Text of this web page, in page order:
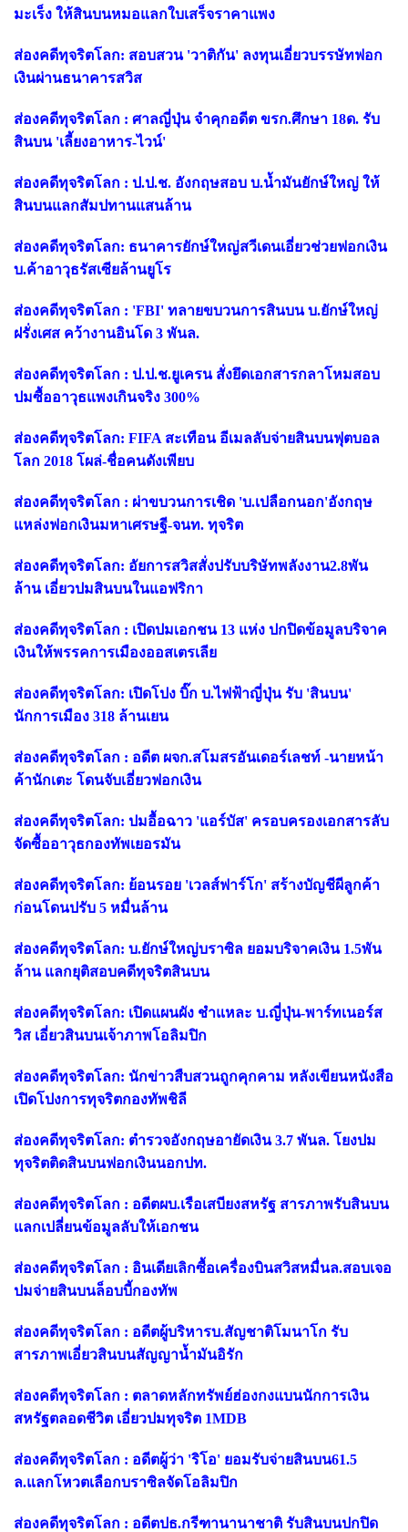
มะเร็ง ให้สินบนหมอแลกใบเสร็จราคาแพง
ส่องคดีทุจริตโลก: สอบสวน 'วาติกัน' ลงทุนเอี่ยวบรรษัทฟอก
เงินผ่านธนาคารสวิส
ส่องคดีทุจริตโลก : ศาลญี่ปุ่น จำคุกอดีต ขรก.ศึกษา 18ด. รับ
สินบน 'เลี้ยงอาหาร-ไวน์'
ส่องคดีทุจริตโลก : ป.ป.ช. อังกฤษสอบ บ.น้ำมันยักษ์ใหญ่ ให้
สินบนแลกสัมปทานแสนล้าน
ส่องคดีทุจริตโลก: ธนาคารยักษ์ใหญ่สวีเดนเอี่ยวช่วยฟอกเงิน
บ.ค้าอาวุธรัสเซียล้านยูโร
ส่องคดีทุจริตโลก : 'FBI' ทลายขบวนการสินบน บ.ยักษ์ใหญ่
ฝรั่งเศส คว้างานอินโด 3 พันล.
ส่องคดีทุจริตโลก : ป.ป.ช.ยูเครน สั่งยึดเอกสารกลาโหมสอบ
ปมซื้ออาวุธแพงเกินจริง 300%
ส่องคดีทุจริตโลก: FIFA สะเทือน อีเมลลับจ่ายสินบนฟุตบอล
โลก 2018 โผล่-ชื่อคนดังเพียบ
ส่องคดีทุจริตโลก : ผ่าขบวนการเชิด 'บ.เปลือกนอก'อังกฤษ
แหล่งฟอกเงินมหาเศรษฐี-จนท. ทุจริต
ส่องคดีทุจริตโลก: อัยการสวิสสั่งปรับบริษัทพลังงาน2.8พัน
ล้าน เอี่ยวปมสินบนในแอฟริกา
ส่องคดีทุจริตโลก : เปิดปมเอกชน 13 แห่ง ปกปิดข้อมูลบริจาค
เงินให้พรรคการเมืองออสเตรเลีย
ส่องคดีทุจริตโลก: เปิดโปง บิ๊ก บ.ไฟฟ้าญี่ปุ่น รับ 'สินบน'
นักการเมือง 318 ล้านเยน
ส่องคดีทุจริตโลก : อดีต ผจก.สโมสรอันเดอร์เลชท์ -นายหน้า
ค้านักเตะ โดนจับเอี่ยวฟอกเงิน
ส่องคดีทุจริตโลก: ปมอื้อฉาว 'แอร์บัส' ครอบครองเอกสารลับ
จัดซื้ออาวุธกองทัพเยอรมัน
ส่องคดีทุจริตโลก: ย้อนรอย 'เวลส์ฟาร์โก' สร้างบัญชีผีลูกค้า
ก่อนโดนปรับ 5 หมื่นล้าน
ส่องคดีทุจริตโลก: บ.ยักษ์ใหญ่บราซิล ยอมบริจาคเงิน 1.5พัน
ล้าน แลกยุติสอบคดีทุจริตสินบน
ส่องคดีทุจริตโลก: เปิดแผนผัง ชำแหละ บ.ญี่ปุ่น-พาร์ทเนอร์ส
วิส เอี่ยวสินบนเจ้าภาพโอลิมปิก
ส่องคดีทุจริตโลก: นักข่าวสืบสวนถูกคุกคาม หลังเขียนหนังสือ
เปิดโปงการทุจริตกองทัพชิลี
ส่องคดีทุจริตโลก: ตำรวจอังกฤษอายัดเงิน 3.7 พันล. โยงปม
ทุจริตติดสินบนฟอกเงินนอกปท.
ส่องคดีทุจริตโลก : อดีตผบ.เรือเสบียงสหรัฐ สารภาพรับสินบน
แลกเปลี่ยนข้อมูลลับให้เอกชน
ส่องคดีทุจริตโลก : อินเดียเลิกซื้อเครื่องบินสวิสหมื่นล.สอบเจอ
ปมจ่ายสินบนล็อบบี้กองทัพ
ส่องคดีทุจริตโลก : อดีตผู้บริหารบ.สัญชาติโมนาโก รับ
สารภาพเอี่ยวสินบนสัญญาน้ำมันอิรัก
ส่องคดีทุจริตโลก : ตลาดหลักทรัพย์ฮ่องกงแบนนักการเงิน
สหรัฐตลอดชีวิต เอี่ยวปมทุจริต 1MDB
ส่องคดีทุจริตโลก : อดีตผู้ว่า 'ริโอ' ยอมรับจ่ายสินบน61.5
ล.แลกโหวตเลือกบราซิลจัดโอลิมปิก
ส่องคดีทุจริตโลก : อดีตปธ.กรีฑานานาชาติ รับสินบนปกปิด